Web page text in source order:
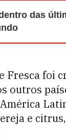
das
foi
outros
e